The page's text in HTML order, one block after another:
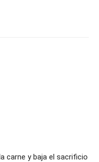
carne y baja el sacrificio